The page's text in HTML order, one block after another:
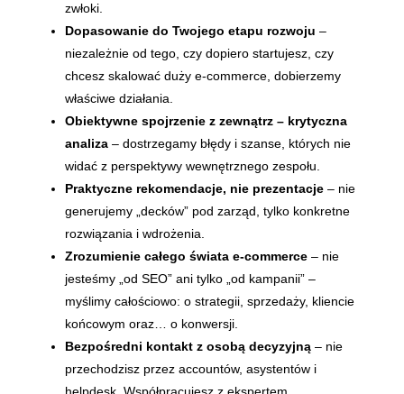
zwłoki.
Dopasowanie do Twojego etapu rozwoju –
niezależnie od tego, czy dopiero startujesz, czy
chcesz skalować duży e-commerce, dobierzemy
właściwe działania.
Obiektywne spojrzenie z zewnątrz – krytyczna
analiza – dostrzegamy błędy i szanse, których nie
widać z perspektywy wewnętrznego zespołu.
Praktyczne rekomendacje, nie prezentacje – nie
generujemy „decków” pod zarząd, tylko konkretne
rozwiązania i wdrożenia.
Zrozumienie całego świata e-commerce – nie
jesteśmy „od SEO” ani tylko „od kampanii” –
myślimy całościowo: o strategii, sprzedaży, kliencie
końcowym oraz… o konwersji.
Bezpośredni kontakt z osobą decyzyjną – nie
przechodzisz przez accountów, asystentów i